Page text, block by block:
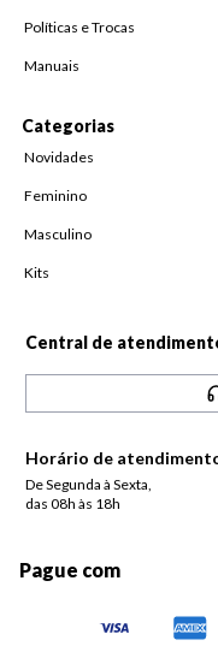
Políticas e Trocas
Manuais
Categorias
Novidades
Feminino
Masculino
Kits
Central de
Horário de
De Segunda à Sexta,
das 08h às 18h
Pague com